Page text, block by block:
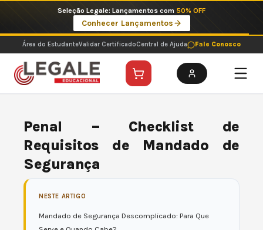
o
conteúdo
Imperdíveis no Pix: Pós Selecionadas a 199 reais no pix em parcela única
Ver ofertas
Área do EstudanteValidar CertificadoCentral de Ajuda Fale Conosco
Penal – Checklist de
Requisitos de Mandado de
Segurança
NESTE ARTIGO
Mandado de Segurança Descomplicado: Para Que